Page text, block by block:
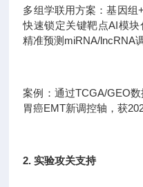
多组学联用方案：基因组
快速锁定关键靶点AI模
精准预测miRNA/lncRNA
案例：通过TCGA/GEO
胃癌EMT新调控轴，获
2. 实验攻关支持